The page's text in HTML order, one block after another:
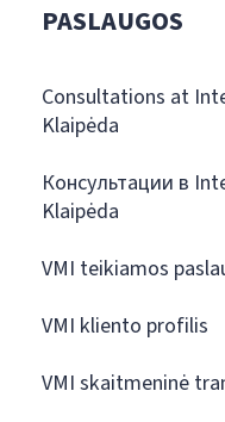
PASLAUGOS
Consultations at
Klaipėda
Консультации в
Klaipėda
VMI teikiamos
VMI kliento profilis
VMI skaitmeninė